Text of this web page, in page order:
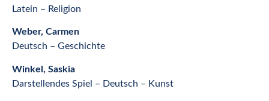
Latein – Religion
Weber, Carmen
Deutsch – Geschichte
Winkel, Saskia
Darstellendes Spiel – Deutsch – Kunst